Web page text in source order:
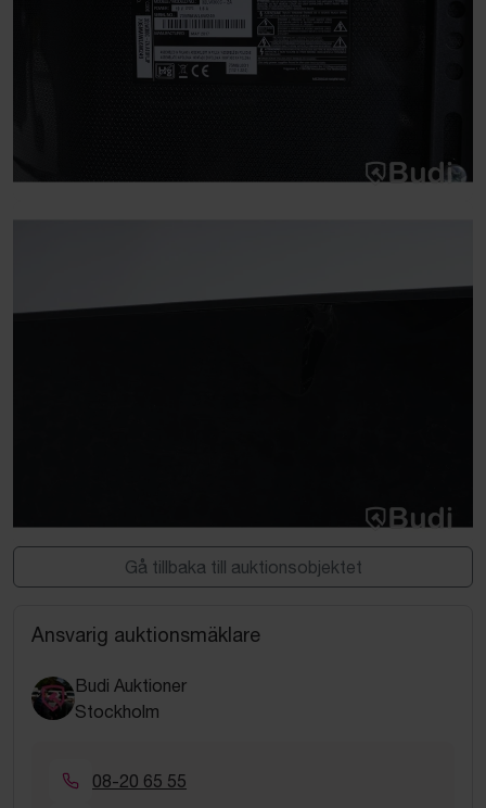
Gå tillbaka till auktionsobjektet
Ansvarig auktionsmäklare
Budi Auktioner
Stockholm
08-20 65 55